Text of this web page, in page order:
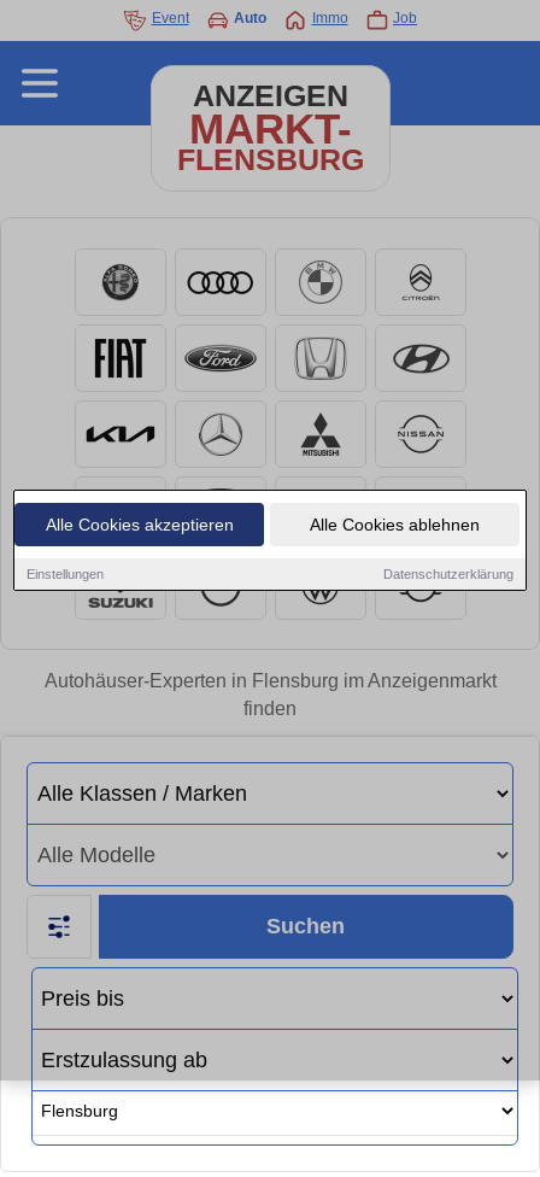
Alle Cookies akzeptieren Alle Cookies ablehnen
Einstellungen Datenschutzerklärung
Event Auto Immo Job
ANZEIGEN
MARKT-
FLENSBURG
Autohäuser-Experten in Flensburg im Anzeigenmarkt
finden
Suchen